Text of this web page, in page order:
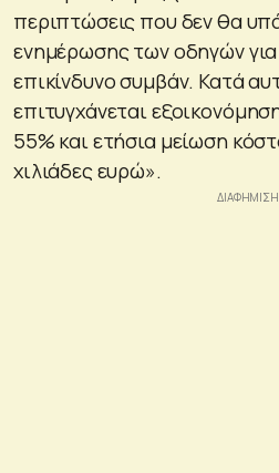
περιπτώσεις που δεν θα
ενημέρωσης των οδηγών
επικίνδυνο συμβάν. Κατά
επιτυγχάνεται
55% και ετήσια μείωση
χιλιάδες ευρώ».